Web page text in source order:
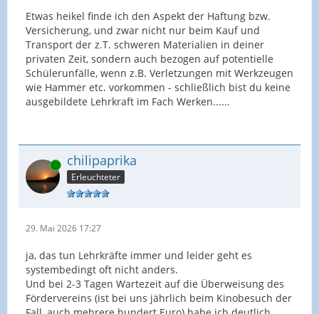
Etwas heikel finde ich den Aspekt der Haftung bzw.
Versicherung, und zwar nicht nur beim Kauf und
Transport der z.T. schweren Materialien in deiner
privaten Zeit, sondern auch bezogen auf potentielle
Schülerunfälle, wenn z.B. Verletzungen mit Werkzeugen
wie Hammer etc. vorkommen - schließlich bist du keine
ausgebildete Lehrkraft im Fach Werken......
Online chilipaprika
Erleuchteter
29. Mai 2026 17:27
ja, das tun Lehrkräfte immer und leider geht es
systembedingt oft nicht anders.
Und bei 2-3 Tagen Wartezeit auf die Überweisung des
Fördervereins (ist bei uns jährlich beim Kinobesuch der